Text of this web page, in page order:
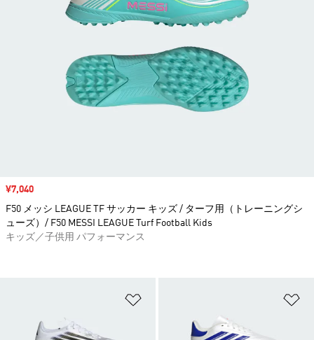
セール価格
¥7,040
F50 メッシ LEAGUE TF サッカー キッズ / ターフ用（トレーニングシ
ューズ）/ F50 MESSI LEAGUE Turf Football Kids
キッズ／子供用 パフォーマンス